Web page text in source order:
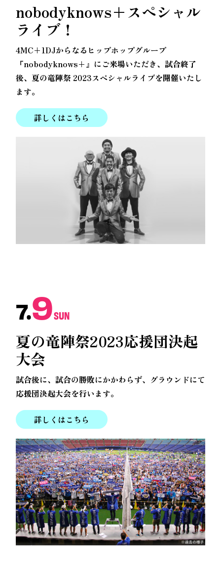
nobodyknows+スペシャル
ライブ！
4MC+1DJからなるヒップホップグループ
『nobodyknows+』にご来場いただき、試合終了
後、夏の竜陣祭 2023スペシャルライブを開催いたし
ます。
詳しくはこちら
7.9SUN
夏の竜陣祭2023応援団決起
大会
試合後に、試合の勝敗にかかわらず、グラウンドにて
応援団決起大会を行います。
詳しくはこちら